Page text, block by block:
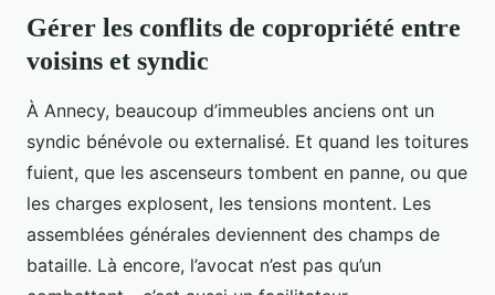
Gérer les conflits de copropriété entre
voisins et syndic
À Annecy, beaucoup d’immeubles anciens ont un
syndic bénévole ou externalisé. Et quand les toitures
fuient, que les ascenseurs tombent en panne, ou que
les charges explosent, les tensions montent. Les
assemblées générales deviennent des champs de
bataille. Là encore, l’avocat n’est pas qu’un